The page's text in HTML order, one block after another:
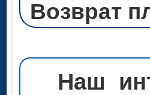
Возврат
Наш